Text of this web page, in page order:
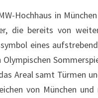
Hochhaus in
die bereits von
eines
Olympischen
Areal samt Türmen
von München